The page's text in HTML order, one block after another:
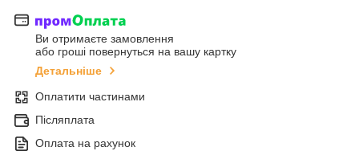
Ви отримаєте замовлення
або гроші повернуться на вашу картку
Детальніше
Оплатити частинами
Післяплата
Оплата на рахунок